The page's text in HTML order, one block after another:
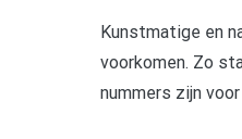
Kunstmatige en
voorkomen. Zo
nummers zijn